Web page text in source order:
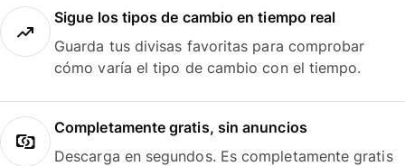
Sigue los tipos de cambio en tiempo real
Guarda tus divisas favoritas para comprobar
cómo varía el tipo de cambio con el tiempo.
Completamente gratis, sin anuncios
Descarga en segundos. Es completamente gratis